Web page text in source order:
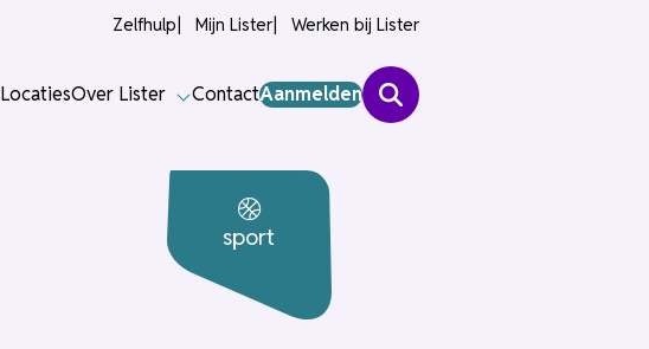
Zelfhulp Mijn Lister Werken bij Lister
LocatiesOver Lister ContactAanmelden
sport